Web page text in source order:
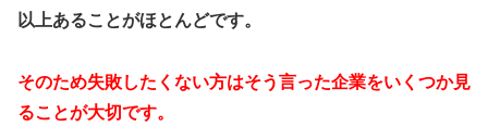
以上あることがほとんどです。
そのため失敗したくない方はそう言った企業をいくつか見
ることが大切です。